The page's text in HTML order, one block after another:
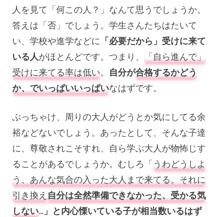
人を見て「何この人？」なんて思うでしょうか。
答えは「否」でしょう。学生さんたちはたいて
い、学校や進学などに 「必要だから」受けに来て
いる人がほとんどです。つまり、
「自ら進んで」
受けに来てる率は低い。 自分が合格するかどう
か、でいっぱいいっぱいなはずです。
ぶっちゃけ、周りの大人がどうとか気にしてる余
裕などないでしょう。あったとして、そんな子達
に、尊敬されこそすれ、自ら学ぶ大人が物怖じす
ることがあるでしょうか。むしろ「 うわどうしよ
う、あんな気合の入った大人まで来てる。それに
引き換え 自分は全然準備できなかった、受かる気
しない…」と内心慄いている子が相当数いるはず